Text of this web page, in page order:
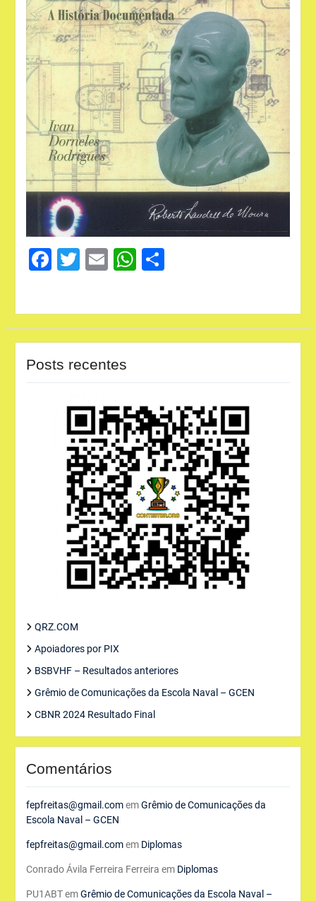
Facebook
Twitter
EmailWhatsApp
Share
Posts recentes
QRZ.COM
Apoiadores por PIX
BSBVHF – Resultados anteriores
Grêmio de Comunicações da Escola Naval – GCEN
CBNR 2024 Resultado Final
Comentários
fepfreitas@gmail.comemGrêmio de Comunicações da
Escola Naval – GCEN
fepfreitas@gmail.comem Diplomas
Conrado Ávila Ferreira Ferreira em Diplomas
PU1ABTemGrêmio de Comunicações da Escola Naval –